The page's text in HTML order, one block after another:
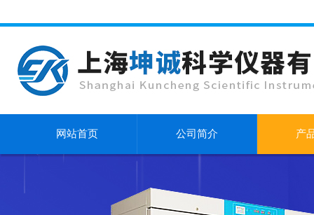
网站首页 公司简介 产